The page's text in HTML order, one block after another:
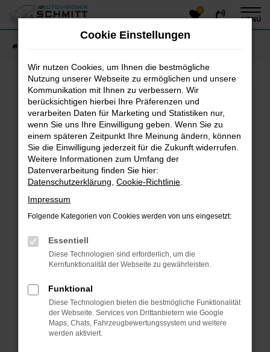
Zum
Hauptinhalt
0
MENÜ
Fehler: Network Error
Beim Laden ist ein Fehler aufgetreten.
Hier sind ein paar Tipps, die dir helfen können:
Überprüfe deine Firewall und deine
Internetverbindung.
Laden andere Webseiten, zum Beispiel deine
Suchmaschine?
Prüfe deine Browsererweiterungen.
das Laden bestimmter Seiten verhindern.
Funktioniert die Seite in einem anderen Browser
oder in einem privaten Fenster?
Das kann manchmal helfen, vorübergehende
Probleme zu beheben.
Stelle sicher, dass dein Browser und dein
Betriebssystem auf dem neuesten Stand sind.
Cookie Einstellungen
Wir nutzen Cookies, um Ihnen die bestmögliche
Nutzung unserer Webseite zu ermöglichen und unsere
Kommunikation mit Ihnen zu verbessern. Wir
berücksichtigen hierbei Ihre Präferenzen und
verarbeiten Daten für Marketing und Statistiken nur,
wenn Sie uns Ihre Einwilligung geben. Wenn Sie zu
einem späteren Zeitpunkt Ihre Meinung ändern, können
Sie die Einwilligung jederzeit für die Zukunft widerrufen.
Weitere Informationen zum Umfang der
Datenverarbeitung finden Sie hier:
Datenschutzerklärung Cookie-Richtlinie
Impressum
Folgende Kategorien von Cookies werden von uns eingesetzt:
Essentiell
Diese Technologien sind erforderlich, um die
Kernfunktionalität der Webseite zu gewährleisten.
Funktional
Diese Technologien bieten die bestmögliche Funktionalität
der Webseite. Services von Drittanbietern wie Google
Maps, Chats, Fahrzeugbewertungssystem und weitere
werden aktiviert.